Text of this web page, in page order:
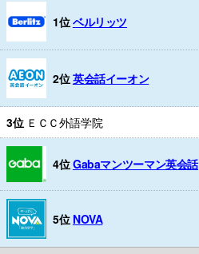
1位ベルリッツ
2位英会話イーオン
3位 ＥＣＣ外語学院
4位Gabaマンツーマン英会話
5位 NOVA